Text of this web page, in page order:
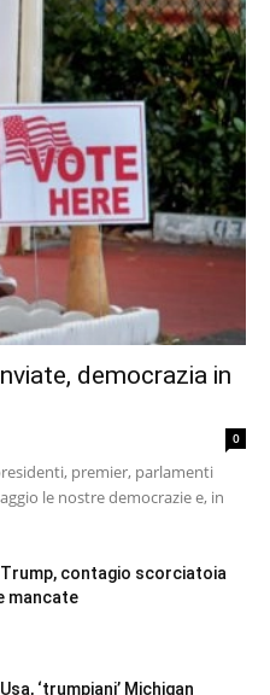
democrazia in
0
premier, parlamenti
le nostre democrazie e, in
contagio scorciatoia
mancate
‘trumpiani’ Michigan